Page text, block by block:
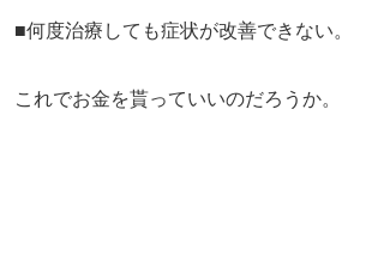
■何度治療しても症状が改善できない。
これでお金を貰っていいのだろうか。